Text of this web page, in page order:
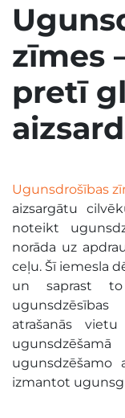
zīmes
pretī
Ugunsdrošības
aizsargātu
noteikt
norāda uz
ceļu. Šī iemesla
un saprast
atrašanās
ugunsdzēšamo
izmantot